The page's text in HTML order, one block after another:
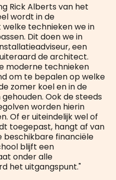
Rick Alberts van het
wordt in de
technieken we in
Dit doen we in
een
de architect.
moderne technieken
om te bepalen op welke
zomer koel en in de
Ook de steeds
worden hierin
Of er uiteindelijk wel of
toegepast, hangt af van
beschikbare financiële
blijft een
onder alle
het uitgangspunt."